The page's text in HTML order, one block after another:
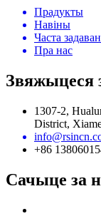
Прадукты
Навіны
Часта
Пра нас
Звяжыцеся
1307-2,
District,
+86
Сачыце за